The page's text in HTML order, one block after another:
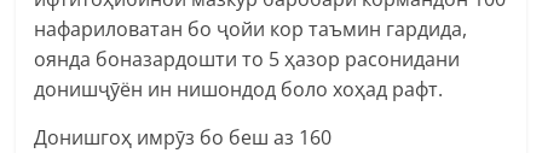
нафариловатан бо ҷойи кор таъмин гардида,
оянда боназардошти то 5 ҳазор расонидани
донишҷӯён ин нишондод боло хоҳад рафт.
Донишгоҳ имрӯз бо беш аз 160